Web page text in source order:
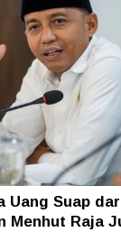
Uang Suap
Menhut Raja